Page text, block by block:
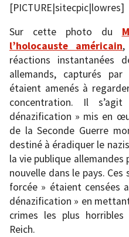
[PICTURE|sitecpic|lowres]
Sur cette photo du
l’holocauste américain,
réactions instantanées
allemands, capturés par
étaient amenés à
concentration. Il
dénazification » mis en
de la Seconde Guerre
destiné à éradiquer le
la vie publique
nouvelle dans le pays.
forcée » étaient censées
dénazification » en
crimes les plus
Reich.